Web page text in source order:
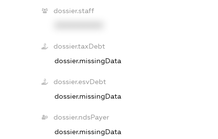
dossier.staff
dossier.taxDebt
dossier.missingData
dossier.esvDebt
dossier.missingData
dossier.ndsPayer
dossier.missingData